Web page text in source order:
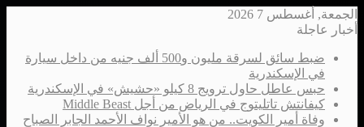
الجمعة, أغسطس 7 2026
أخبار عاجلة
ضبط سائق لسرقة مليون و500 ألف جنيه من داخل سيارة
في الإسكندرية
حبس عاطل حاول ترويج 8 كيلو «حشيش» في الإسكندرية
كيفانتش تاتليتوج في الرياض من أجل Middle Beast
وفاة أمير الكويت.. من هو الأمير نواف الأحمد الجابر الصباح